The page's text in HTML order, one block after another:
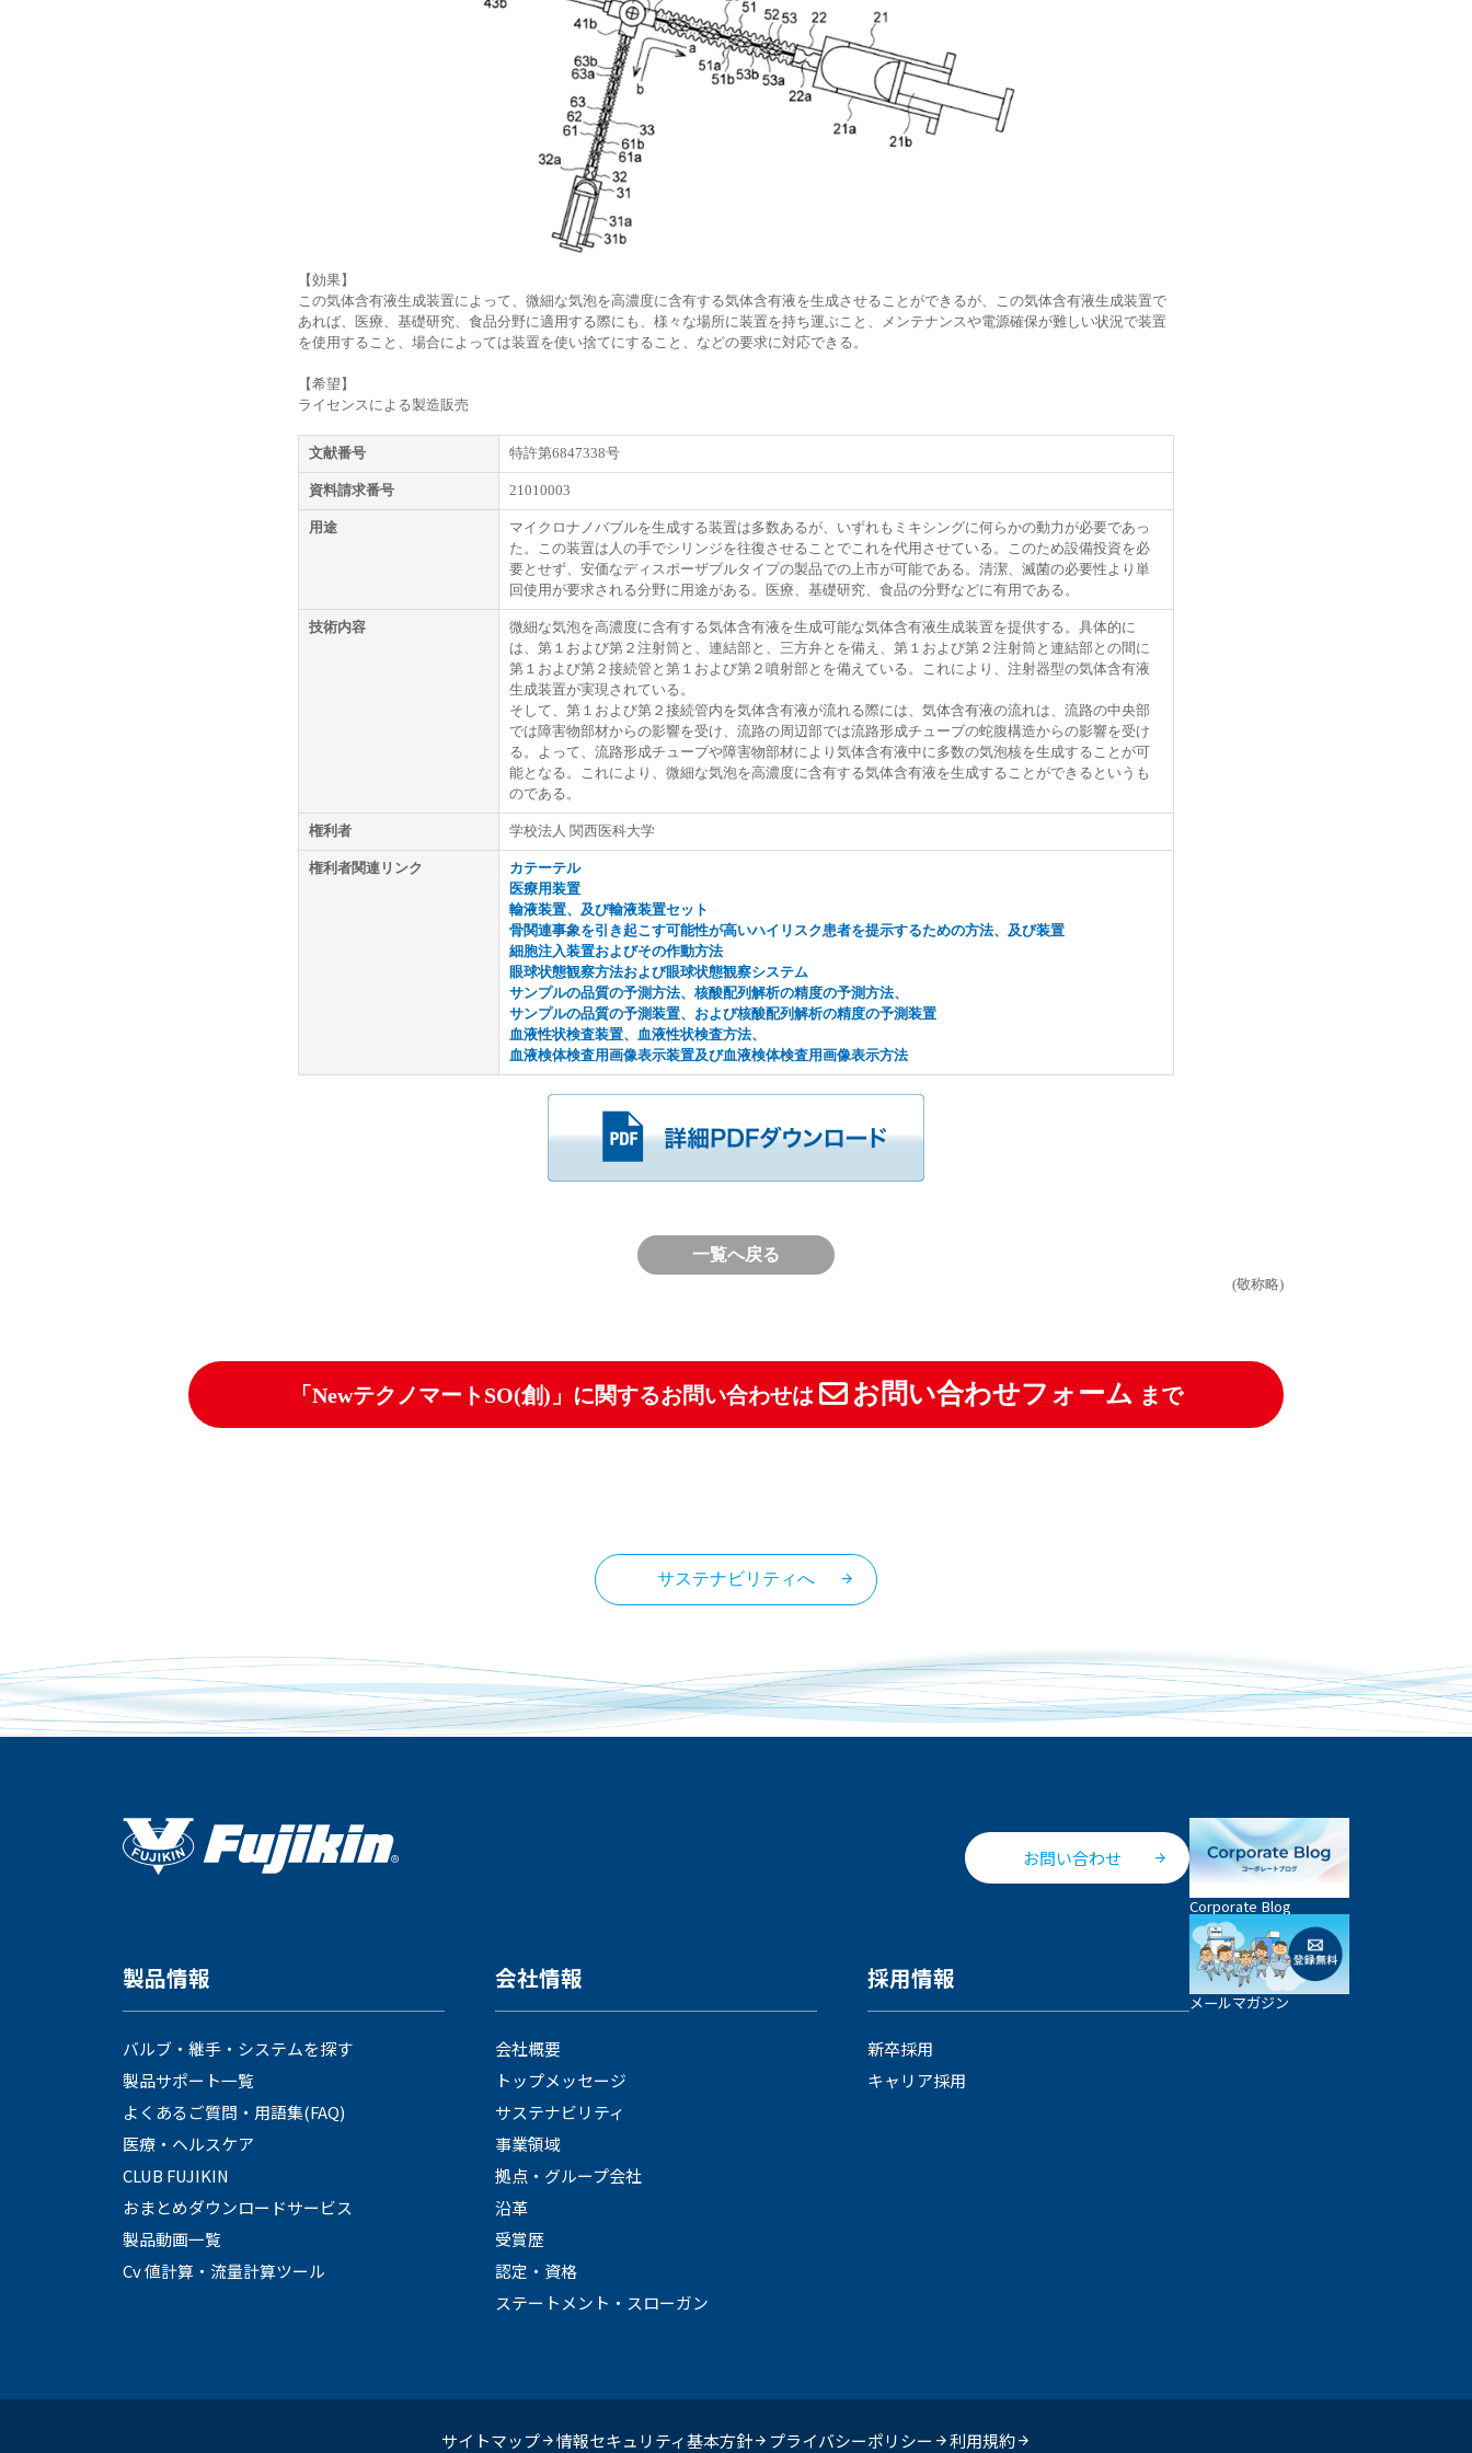
ステートメント・スローガン
キャリア採用
mail
ステートメント・スローガン
キャリア採用
mail
【効果】
この気体含有液生成装置によって、微細な気泡を高濃度に含有する気体含有液を生成させることができるが、この気体含有液生成装置で
あれば、医療、基礎研究、食品分野に適用する際にも、様々な場所に装置を持ち運ぶこと、メンテナンスや電源確保が難しい状況で装置
を使用すること、場合によっては装置を使い捨てにすること、などの要求に対応できる。
【希望】
ライセンスによる製造販売
文献番号 特許第6847338号
資料請求番号 21010003
用途
マイクロナノバブルを生成する装置は多数あるが、いずれもミキシングに何らかの動力が必要であっ
た。この装置は人の手でシリンジを往復させることでこれを代用させている。このため設備投資を必
要とせず、安価なディスポーザブルタイプの製品での上市が可能である。清潔、滅菌の必要性より単
回使用が要求される分野に用途がある。医療、基礎研究、食品の分野などに有用である。
技術内容
微細な気泡を高濃度に含有する気体含有液を生成可能な気体含有液生成装置を提供する。具体的に
は、第１および第２注射筒と、連結部と、三方弁とを備え、第１および第２注射筒と連結部との間に
第１および第２接続管と第１および第２噴射部とを備えている。これにより、注射器型の気体含有液
生成装置が実現されている。
そして、第１および第２接続管内を気体含有液が流れる際には、気体含有液の流れは、流路の中央部
では障害物部材からの影響を受け、流路の周辺部では流路形成チューブの蛇腹構造からの影響を受け
る。よって、流路形成チューブや障害物部材により気体含有液中に多数の気泡核を生成することが可
能となる。これにより、微細な気泡を高濃度に含有する気体含有液を生成することができるというも
のである。
権利者 学校法人 関西医科大学
権利者関連リンク
カテーテル
医療用装置
輸液装置、及び輸液装置セット
骨関連事象を引き起こす可能性が高いハイリスク患者を提示するための方法、及び装置
細胞注入装置およびその作動方法
眼球状態観察方法および眼球状態観察システム
サンプルの品質の予測方法、核酸配列解析の精度の予測方法、
サンプルの品質の予測装置、および核酸配列解析の精度の予測装置
血液性状検査装置、血液性状検査方法、
血液検体検査用画像表示装置及び血液検体検査用画像表示方法
一覧へ戻る
(敬称略)
「NewテクノマートSO(創)」に関するお問い合わせは お問い合わせフォーム まで
サステナビリティへ
お問い合わせ
製品情報
バルブ・継手・システムを探す
製品サポート一覧
よくあるご質問・用語集(FAQ)
医療・ヘルスケア
CLUB FUJIKIN
おまとめダウンロードサービス
製品動画一覧
Cv 値計算・流量計算ツール
会社情報
会社概要
トップメッセージ
サステナビリティ
事業領域
拠点・グループ会社
沿革
受賞歴
認定・資格
ステートメント・スローガン
採用情報
新卒採用
キャリア採用
Corporate Blog
メールマガジン
サイトマップ 情報セキュリティ基本方針 プライバシーポリシー 利用規約